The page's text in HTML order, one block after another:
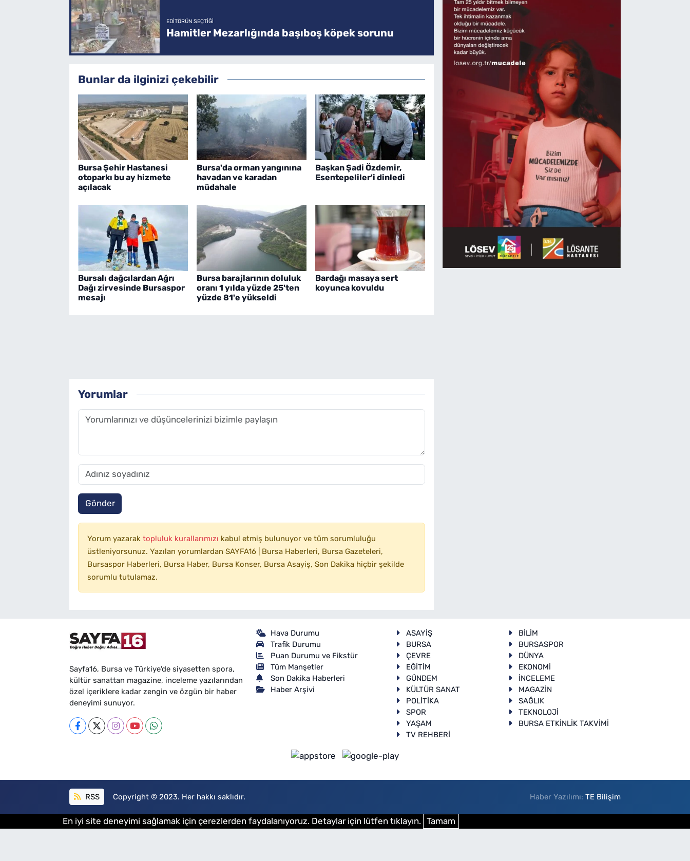
EDITÖRÜN SEÇTIĞI
Hamitler Mezarlığında başıboş köpek sorunu
Bunlar da ilginizi çekebilir
Bursa Şehir Hastanesi
otoparkı bu ay hizmete
açılacak
Bursa'da orman yangınına
havadan ve karadan
müdahale
Başkan Şadi Özdemir,
Esentepeliler'i dinledi
Bursalı dağcılardan Ağrı
Dağı zirvesinde Bursaspor
mesajı
Bursa barajlarının doluluk
oranı 1 yılda yüzde 25'ten
yüzde 81'e yükseldi
Bardağı masaya sert
koyunca kovuldu
Yorumlar
Gönder
Yorum yazarak topluluk kurallarımızı kabul etmiş bulunuyor ve tüm sorumluluğu
üstleniyorsunuz. Yazılan yorumlardan SAYFA16 | Bursa Haberleri, Bursa Gazeteleri,
Bursaspor Haberleri, Bursa Haber, Bursa Konser, Bursa Asayiş, Son Dakika hiçbir şekilde
sorumlu tutulamaz.
Sayfa16, Bursa ve Türkiye'de siyasetten spora,
kültür sanattan magazine, inceleme yazılarından
özel içeriklere kadar zengin ve özgün bir haber
deneyimi sunuyor.
Hava Durumu
Trafik Durumu
Puan Durumu ve Fikstür
Tüm Manşetler
Son Dakika Haberleri
Haber Arşivi
ASAYİŞ
BİLİM
BURSA
BURSASPOR
ÇEVRE
DÜNYA
EĞİTİM
EKONOMİ
GÜNDEM
İNCELEME
KÜLTÜR SANAT
MAGAZİN
POLİTİKA
SAĞLIK
SPOR
TEKNOLOJİ
YAŞAM
BURSA ETKİNLİK TAKVİMİ
TV REHBERİ
RSS Copyright © 2023. Her hakkı saklıdır. Haber Yazılımı:TE Bilişim
En iyi site deneyimi sağlamak için çerezlerden faydalanıyoruz. Detaylar için lütfen tıklayın. Tamam